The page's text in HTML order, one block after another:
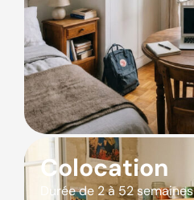
Colocation
Durée de 2 à 52 semaines